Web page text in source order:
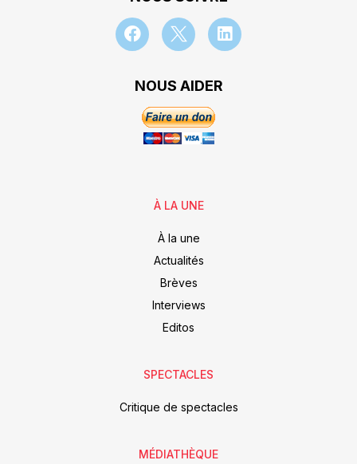
NOUS AIDER
À LA UNE
À la une
Actualités
Brèves
Interviews
Editos
SPECTACLES
Critique de spectacles
MÉDIATHÈQUE